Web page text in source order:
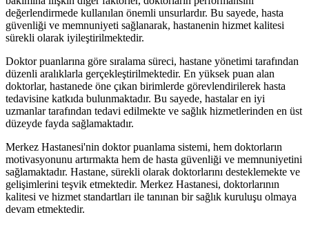
değerlendirmede kullanılan önemli unsurlardır. Bu sayede, hasta
güvenliği ve memnuniyeti sağlanarak, hastanenin hizmet kalitesi
sürekli olarak iyileştirilmektedir.
Doktor puanlarına göre sıralama süreci, hastane yönetimi tarafından
düzenli aralıklarla gerçekleştirilmektedir. En yüksek puan alan
doktorlar, hastanede öne çıkan birimlerde görevlendirilerek hasta
tedavisine katkıda bulunmaktadır. Bu sayede, hastalar en iyi
uzmanlar tarafından tedavi edilmekte ve sağlık hizmetlerinden en üst
düzeyde fayda sağlamaktadır.
Merkez Hastanesi'nin doktor puanlama sistemi, hem doktorların
motivasyonunu artırmakta hem de hasta güvenliği ve memnuniyetini
sağlamaktadır. Hastane, sürekli olarak doktorlarını desteklemekte ve
gelişimlerini teşvik etmektedir. Merkez Hastanesi, doktorlarının
kalitesi ve hizmet standartları ile tanınan bir sağlık kuruluşu olmaya
devam etmektedir.